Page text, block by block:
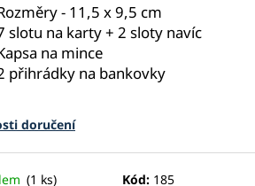
- 11,5 x 9,5 cm
slotu na karty + 2 sloty navíc
na mince
přihrádky na bankovky
doručení
(1 ks) Kód: 185